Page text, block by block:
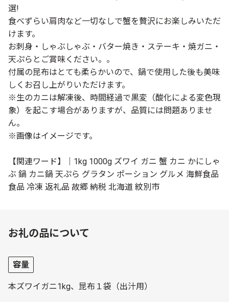
選!
食べずらい肩肉など一切なしで蟹を贅沢にお楽しみいただ
けます。
お刺身・しゃぶしゃぶ・バター焼き・ステーキ・焼ガニ・
天ぷらとご賞味ください。。
付属の昆布はとても柔らかいので、鍋で使用した後も美味
しくお召し上がりいただけます。
※生のカニは解凍後、時間経過で黒変（酸化による変色現
象）を起こす場合がありますが、品質には問題ありませ
ん。
※画像はイメージです。
【関連ワード】｜1kg 1000g ズワイ ガニ 蟹 カニ かにしゃ
ぶ 鍋 カニ鍋 天ぷら グラタン ポーション グルメ 海鮮食品
食品 冷凍 返礼品 故郷 納税 北海道 紋別市
お礼の品について
容量
本ズワイガニ1kg、昆布１袋（出汁用）